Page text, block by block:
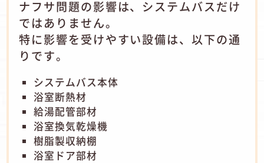
ナフサ問題の影響は、システムバスだけ
ではありません。
特に影響を受けやすい設備は、以下の通
りです。
システムバス本体
浴室断熱材
給湯配管部材
浴室換気乾燥機
樹脂製収納棚
浴室ドア部材